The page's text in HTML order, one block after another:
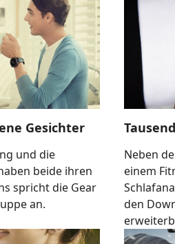
Gesichter
und die
beide ihren
spricht die Gear
an.
Neben
einem
den